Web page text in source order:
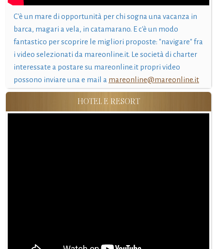
C'è un mare di opportunità per chi sogna una vacanza in
barca, magari a vela, in catamarano. E c'è un modo
fantastico per scoprire le migliori proposte: "navigare" fra
i video selezionati da mareonline.it. Le società di charter
interessate a postare su mareonline.it propri video
possono inviare una e mail a mareonline@mareonline.it
HOTEL E RESORT